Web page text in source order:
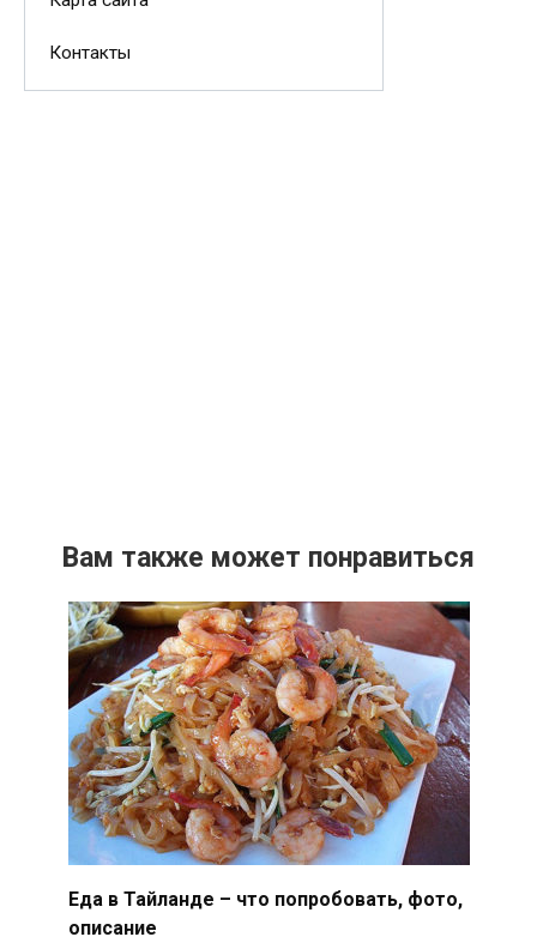
Контакты
Вам также может понравиться
Еда в Тайланде – что попробовать, фото,
описание